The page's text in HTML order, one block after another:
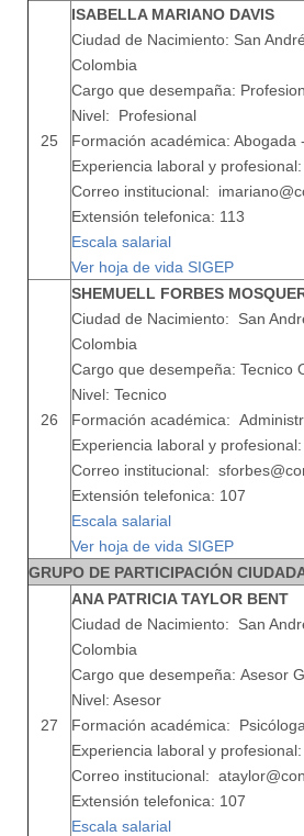
25
ISABELLA MARIANO DAVIS
Ciudad de Nacimiento: San
Colombia
Cargo que desempaña:
Nivel: Profesional
Formación académica: Abogada -
Experiencia laboral y
Correo institucional:
Extensión telefonica: 113
Escala salarial
Ver hoja de vida SIGEP
26
SHEMUELL FORBES
Ciudad de Nacimiento: San
Colombia
Cargo que desempeña: Tecnico
Nivel: Tecnico
Formación académica:
Experiencia laboral y
Correo institucional:
Extensión telefonica: 107
Escala salarial
Ver hoja de vida SIGEP
GRUPO DE PARTICIPACIÓN
27
ANA PATRICIA TAYLOR BENT
Ciudad de Nacimiento: San
Colombia
Cargo que desempeña: Asesor
Nivel: Asesor
Formación académica:
Experiencia laboral y
Correo institucional:
Extensión telefonica: 107
Escala salarial